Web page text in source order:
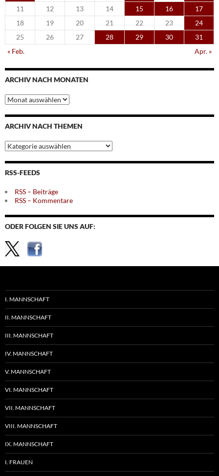
11
12 13 14 15 16
17
18
19 20 21 22 23
24
25
26 27 28 29 30
31
« Feb.
Apr. »
ARCHIV NACH MONATEN
Archiv
nach
Monaten
ARCHIV NACH THEMEN
Archiv
nach
Themen
RSS-FEEDS
RSS – Beiträge
RSS – Kommentare
ODER FOLGEN SIE UNS AUF:
I. MANNSCHAFT
II. MANNSCHAFT
III. MANNSCHAFT
IV. MANNSCHAFT
V. MANNSCHAFT
VI. MANNSCHAFT
VII. MANNSCHAFT
VIII. MANNSCHAFT
IX. MANNSCHAFT
I. FRAUEN